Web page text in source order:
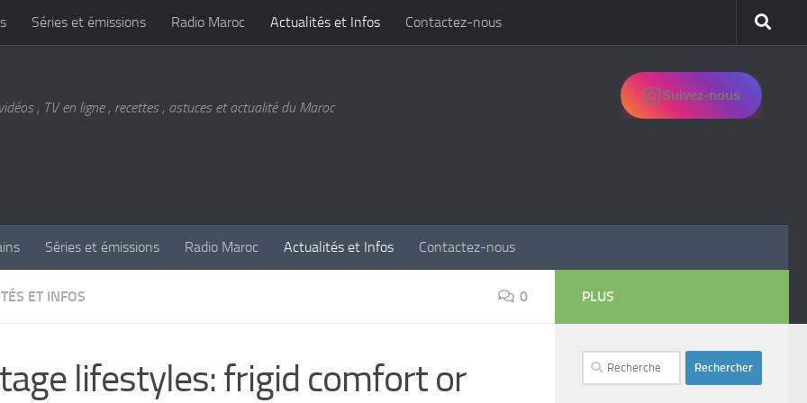
Séries et émissions Radio Maroc Actualités et Infos Contactez-nous
, TV en ligne , recettes , astuces et actualité du Maroc
Suivez-nous
Séries et émissions Radio Maroc Actualités et Infos Contactez-nous
ET INFOS 0
lifestyles: frigid comfort or
PLUS
Rechercher :